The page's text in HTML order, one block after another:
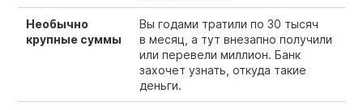
Необычно
крупные суммы
Вы годами тратили по 30 тысяч
в месяц, а тут внезапно получили
или перевели миллион. Банк
захочет узнать, откуда такие
деньги.